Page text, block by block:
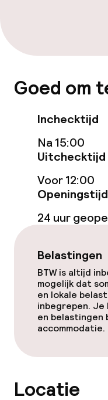
Beleid
Overal
Uitsluitend
Goed om
Inchecktijd
Na 15:00
Uitchecktijd
Voor 12:00
24 uur
Belastingen
BTW is altijd
mogelijk dat
en lokale
inbegrepen.
en belastingen
accommodatie.
Locatie